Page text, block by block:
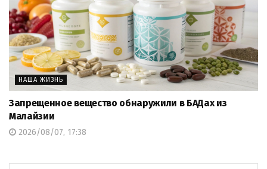
НАША ЖИЗНЬ
Запрещенное вещество обнаружили в БАДах из
Малайзии
2026/08/07, 17:38